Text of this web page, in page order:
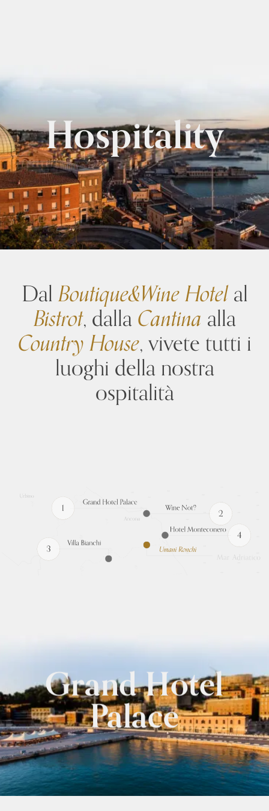
Hospitality
DalBoutique&Wine Hotelal
Bistrot, dallaCantina alla
Country House, vivete tutti i
luoghi della nostra
ospitalità
Grand Hotel
Palace